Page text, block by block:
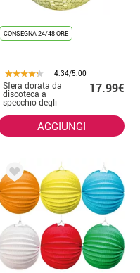
CONSEGNA 24/48 ORE
4.34/5.00
Sfera dorata da
discoteca a
specchio degli
anni '70, 20 cm
17.99€
AGGIUNGI